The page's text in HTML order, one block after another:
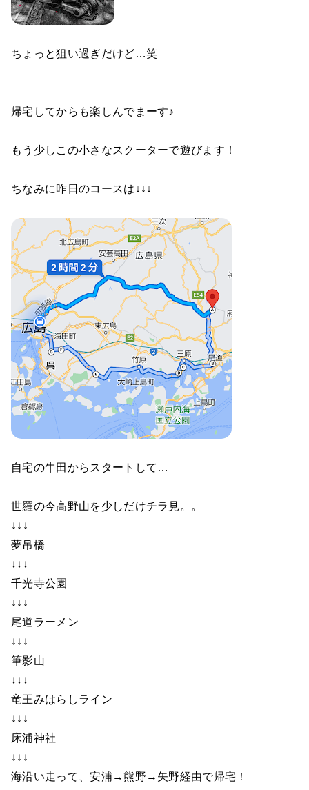
ちょっと狙い過ぎだけど…笑
帰宅してからも楽しんでまーす♪
もう少しこの小さなスクーターで遊びます！
ちなみに昨日のコースは↓↓↓
自宅の牛田からスタートして…
世羅の今高野山を少しだけチラ見。。
↓↓↓
夢吊橋
↓↓↓
千光寺公園
↓↓↓
尾道ラーメン
↓↓↓
筆影山
↓↓↓
竜王みはらしライン
↓↓↓
床浦神社
↓↓↓
海沿い走って、安浦→熊野→矢野経由で帰宅！